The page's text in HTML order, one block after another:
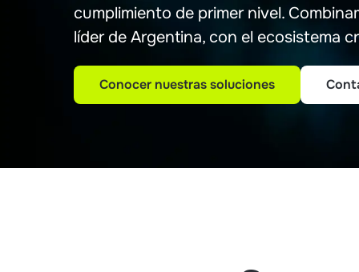
cumplimiento de primer nivel.
líder de Argentina, con el ecosistema
Conocer nuestras soluciones